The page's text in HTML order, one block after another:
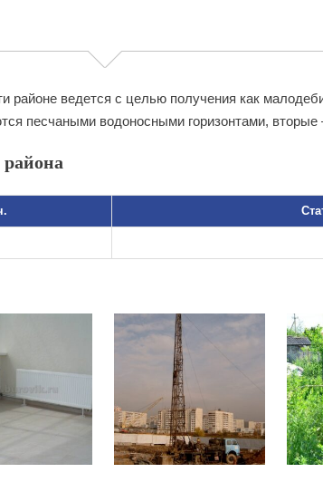
районе ведется с целью получения как
песчаными водоносными горизонтами, вторые